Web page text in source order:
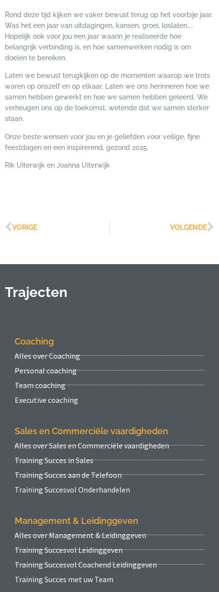
Rond deze tijd kijken we vaker bewust terug op het voorbije jaar.
Was het een jaar van uitdagingen, kansen, groei, loslaten…..
Hopelijk ook voor jou een jaar waarin je realiseerde hoe
belangrijk verbinding is, en hoe samenwerken nodig is om
doelen te bereiken.
Laten we bewust terugkijken op de momenten waarop we trots
waren op onszelf en op elkaar. Laten we ons herinneren hoe we
samen hebben gewerkt en hoe we samen hebben geleerd. We
verheugen ons op de toekomst, wetende dat we samen sterker
staan.
Onze beste wensen voor jou en je geliefden voor veilige, fijne
feestdagen en een inspirerend, gezond 2025.
Rik Uiterwijk en Joanna Uiterwijk
VORIGE VOLGENDE
Trajecten
Coaching
Alles over Coaching
Personal coaching
Team coaching
Executive coaching
Sales en Commerciële vaardigheden
Alles over Sales en Commerciële vaardigheden
Training Succes in Sales
Training Succes aan de Telefoon
Training Succesvol Onderhandelen
Management & Leidinggeven
Alles over Management & Leidinggeven
Training Succesvol Leidinggeven
Training Succesvol Coachend Leidinggeven
Training Succes met uw Team